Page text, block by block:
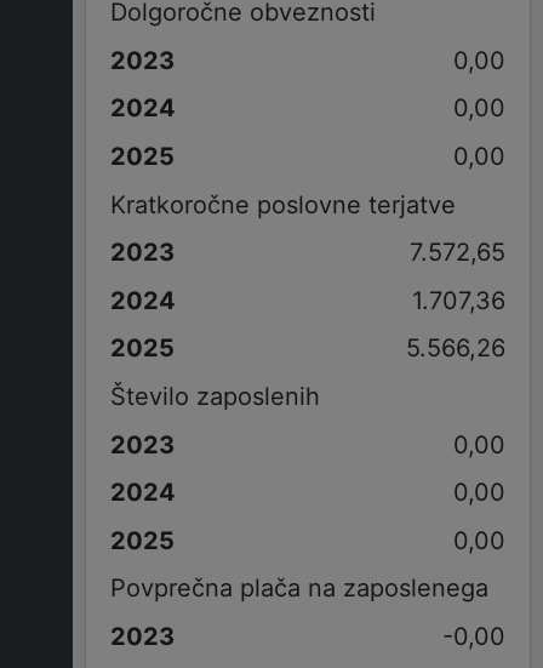
Dolgoročne obveznosti
0,00
0,00
0,00
Kratkoročne poslovne terjatve
7.572,65
1.707,36
5.566,26
Število zaposlenih
0,00
0,00
0,00
Povprečna plača na zaposlenega
-0,00